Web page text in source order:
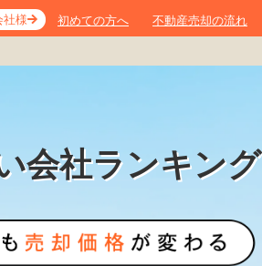
社様 初めての方へ 不動産売却の流れ
会社ランキング